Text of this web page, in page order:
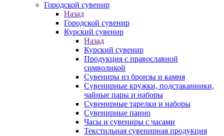
Городской сувенир
Назад
Городской сувенир
Курский сувенир
Назад
Курский сувенир
Продукция с православной
символикой
Сувениры из бронзы и камня
Сувенирные кружки, подстаканники,
чайные пары и наборы
Сувенирные тарелки и наборы
Сувенирные панно
Часы и сувениры с часами
Текстильная сувенирная продукция